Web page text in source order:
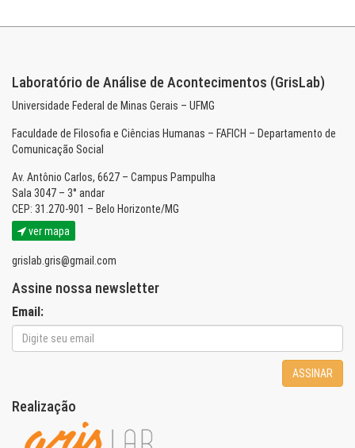
Laboratório de Análise de Acontecimentos (GrisLab)
Universidade Federal de Minas Gerais – UFMG
Faculdade de Filosofia e Ciências Humanas – FAFICH – Departamento de
Comunicação Social
Av. Antônio Carlos, 6627 – Campus Pampulha
Sala 3047 – 3° andar
CEP: 31.270-901 – Belo Horizonte/MG
ver mapa
grislab.gris@gmail.com
Assine nossa newsletter
Email:
ASSINAR
Realização